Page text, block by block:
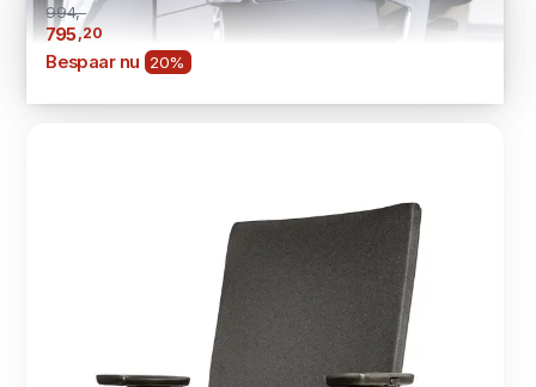
994,-
795 ,20
Bespaar nu 20%